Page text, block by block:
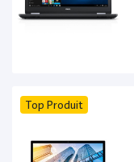
Top Produit